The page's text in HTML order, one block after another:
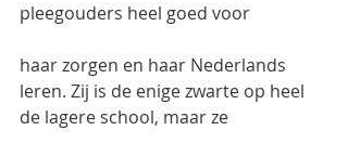
pleegouders heel goed voor
haar zorgen en haar Nederlands
leren. Zij is de enige zwarte op heel
de lagere school, maar ze